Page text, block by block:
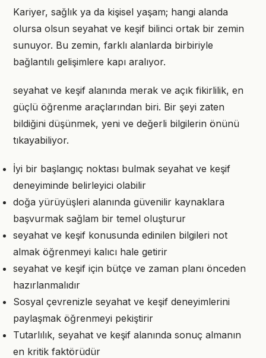
Kariyer, sağlık ya da kişisel yaşam; hangi alanda
olursa olsun seyahat ve keşif bilinci ortak bir zemin
sunuyor. Bu zemin, farklı alanlarda birbiriyle
bağlantılı gelişimlere kapı aralıyor.
seyahat ve keşif alanında merak ve açık fikirlilik, en
güçlü öğrenme araçlarından biri. Bir şeyi zaten
bildiğini düşünmek, yeni ve değerli bilgilerin önünü
tıkayabiliyor.
İyi bir başlangıç noktası bulmak seyahat ve keşif
deneyiminde belirleyici olabilir
doğa yürüyüşleri alanında güvenilir kaynaklara
başvurmak sağlam bir temel oluşturur
seyahat ve keşif konusunda edinilen bilgileri not
almak öğrenmeyi kalıcı hale getirir
seyahat ve keşif için bütçe ve zaman planı önceden
hazırlanmalıdır
Sosyal çevrenizle seyahat ve keşif deneyimlerini
paylaşmak öğrenmeyi pekiştirir
Tutarlılık, seyahat ve keşif alanında sonuç almanın
en kritik faktörüdür